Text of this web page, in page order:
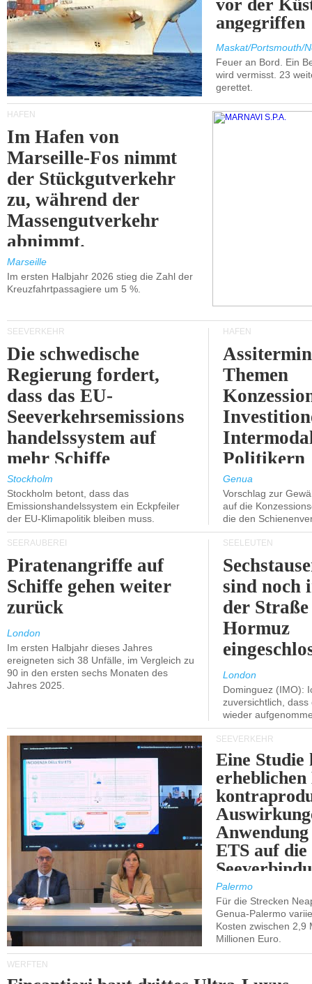
vor der
angegriffen
Maskat/Portsmouth/
Feuer an Bord. Ein
wird vermisst. 23
gerettet.
HÄFEN
Im Hafen von
Marseille-Fos nimmt
der Stückgutverkehr
zu, während der
Massengutverkehr
abnimmt.
Marseille
Im ersten Halbjahr 2026 stieg die Zahl der
Kreuzfahrtpassagiere um 5 %.
SEEVERKEHR
Die schwedische
Regierung fordert,
dass das EU-
Seeverkehrsemissions
handelssystem auf
mehr Schiffe
ausgeweitet wird.
Stockholm
Stockholm betont, dass das
Emissionshandelssystem ein Eckpfeiler
der EU-Klimapolitik bleiben muss.
HÄFEN
Themen
Politikern
Genua
Vorschlag zur
auf die
die den
SEERÄUBEREI
Piratenangriffe auf
Schiffe gehen weiter
zurück
London
Im ersten Halbjahr dieses Jahres
ereigneten sich 38 Unfälle, im Vergleich zu
90 in den ersten sechs Monaten des
Jahres 2025.
SEELEUTEN
sind noch
der
Hormuz
London
Dominguez (IMO):
zuversichtlich,
wieder
SEEVERKEHR
Eine Studie
ETS auf die
Palermo
Für die Strecken
Genua-Palermo
Kosten zwischen 2,9
Millionen Euro.
WERFTEN